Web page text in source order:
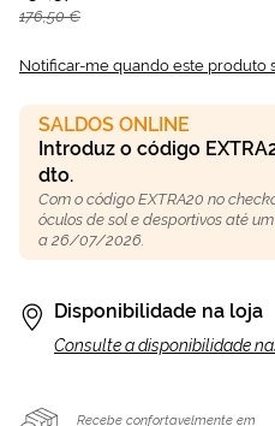
176,50 €
Notificar-me quando este produto
SALDOS ONLINE
Introduz o código
dto.
Com o código EXTRA20 no
óculos de sol e desportivos até
a 26/07/2026.
Disponibilidade na loja
Consulte a disponibilidade
Recebe confortavelmente em